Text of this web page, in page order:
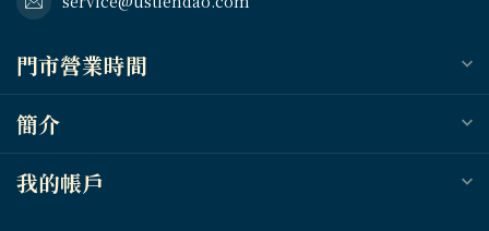
門市營業時間
簡介
我的帳戶